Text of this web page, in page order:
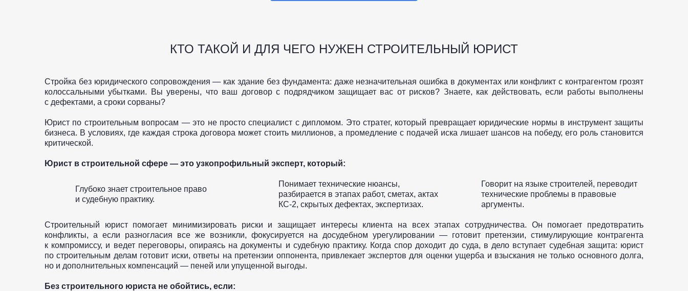
КТО ТАКОЙ И ДЛЯ ЧЕГО НУЖЕН СТРОИТЕЛЬНЫЙ ЮРИСТ
Стройка без юридического сопровождения — как здание без фундамента: даже незначительная ошибка в документах или конфликт с контрагентом грозят
колоссальными убытками. Вы уверены, что ваш договор с подрядчиком защищает вас от рисков? Знаете, как действовать, если работы выполнены
с дефектами, а сроки сорваны?
Юрист по строительным вопросам — это не просто специалист с дипломом. Это стратег, который превращает юридические нормы в инструмент защиты
бизнеса. В условиях, где каждая строка договора может стоить миллионов, а промедление с подачей иска лишает шансов на победу, его роль становится
критической.
Юрист в строительной сфере — это узкопрофильный эксперт, который:
Глубоко знает строительное право
и судебную практику.
Понимает технические нюансы,
разбирается в этапах работ, сметах, актах
КС-2, скрытых дефектах, экспертизах.
Говорит на языке строителей, переводит
технические проблемы в правовые
аргументы.
Строительный юрист помогает минимизировать риски и защищает интересы клиента на всех этапах сотрудничества. Он помогает предотвратить
конфликты, а если разногласия все же возникли, фокусируется на досудебном урегулировании — готовит претензии, стимулирующие контрагента
к компромиссу, и ведет переговоры, опираясь на документы и судебную практику. Когда спор доходит до суда, в дело вступает судебная защита: юрист
по строительным делам готовит иски, ответы на претензии оппонента, привлекает экспертов для оценки ущерба и взыскания не только основного долга,
но и дополнительных компенсаций — пеней или упущенной выгоды.
Без строительного юриста не обойтись, если: